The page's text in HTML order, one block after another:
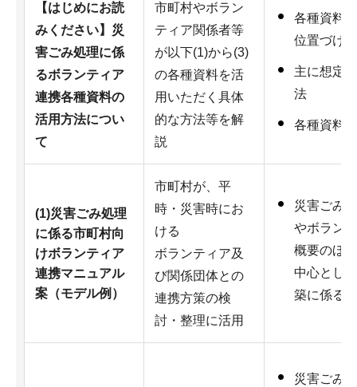
【はじめにお読
みください】災
害ごみ処理に係
るボランティア
連携各種資料の
活用方法につい
て
市町村やボラン
ティア関係者等
が以下(1)から(3)
の各種資料を活
用いただく具体
的な方法等を解
説
各種資料
位置づけ
主に想定
法
各種資料
(1)災害ごみ処理
に係る市町村向
けボランティア
連携マニュアル
案（モデル例）
市町村が、平
時・災害時にお
ける
ボランティア及
び関係団体との
連携方策の検
討・整理に活用
災害ごみ
やボラン
概要のほ
中心とし
築に係る
災害ごみ